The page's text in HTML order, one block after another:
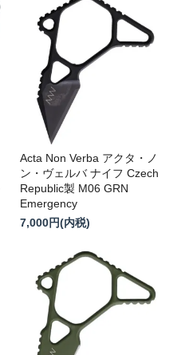
Acta Non Verba アクタ・ノ
ン・ヴェルバ ナイフ Czech
Republic製 M06 GRN
Emergency
7,000円(内税)